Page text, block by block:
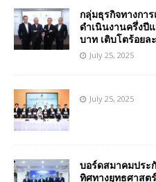
กลุ่มธุรกิจทางกา
ดำเนินงานครึ่งปี
บาท เติบโตร้อยล
July 25, 2025
July 25, 2025
บอร์ดสมาคมประ
ทิศทางยุทธศาสต